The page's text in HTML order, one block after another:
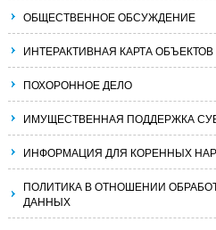
ОБЩЕСТВЕННОЕ ОБСУЖДЕНИЕ
ИНТЕРАКТИВНАЯ КАРТА ОБЪЕКТОВ
ПОХОРОННОЕ ДЕЛО
ИМУЩЕСТВЕННАЯ ПОДДЕРЖКА
ИНФОРМАЦИЯ ДЛЯ КОРЕННЫХ
ПОЛИТИКА В ОТНОШЕНИИ
ДАННЫХ